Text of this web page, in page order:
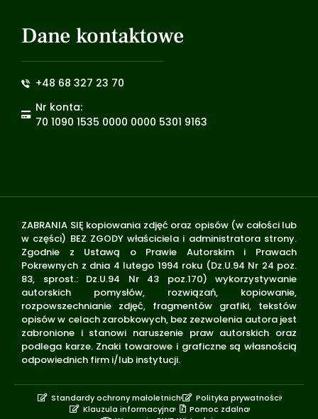
Dane kontaktowe
+48 68 327 23 70
Nr konta:
70 1090 1535 0000 0000 5301 9163
ZABRANIA SIĘ kopiowania zdjęć oraz opisów (w całości lub
w części) BEZ ZGODY właściciela i administratora strony.
Zgodnie z Ustawą o Prawie Autorskim i Prawach
Pokrewnych z dnia 4 lutego 1994 roku (Dz.U.94 Nr 24 poz.
83, sprost.: Dz.U.94 Nr 43 poz.170) wykorzystywanie
autorskich pomysłów, rozwiązań, kopiowanie,
rozpowszechnianie zdjęć, fragmentów grafiki, tekstów
opisów w celach zarobkowych, bez zezwolenia autora jest
zabronione i stanowi naruszenie praw autorskich oraz
podlega karze. Znaki towarowe i graficzne są własnością
odpowiednich firm i/lub instytucji.
Standardy ochrony małoletnich
Polityka prywatności
Klauzula informacyjna
Pomoc zdalna